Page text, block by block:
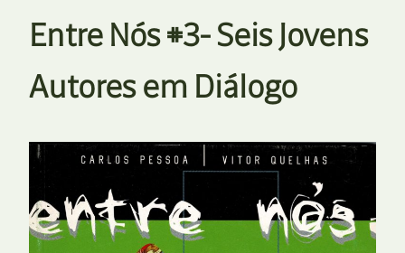
Entre Nós #3- Seis Jovens
Autores em Diálogo